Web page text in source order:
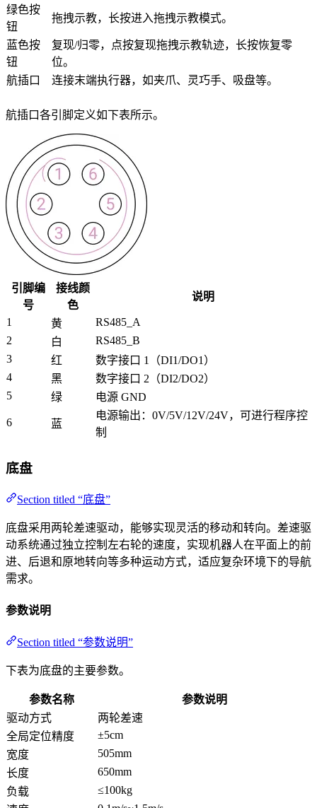
绿色按
钮
拖拽示教，长按进入拖拽示教模式。
蓝色按
钮
复现/归零，点按复现拖拽示教轨迹，长按恢复零
位。
航插口
连接末端执行器，如夹爪、灵巧手、吸盘等。
航插口各引脚定义如下表所示。
引脚编
号
接线颜
色
说明
1 黄
RS485_A
2
白
RS485_B
3
红
数字接口 1（DI1/DO1）
4
黑
数字接口 2（DI2/DO2）
5
绿 电源 GND
6 蓝
电源输出：0V/5V/12V/24V，可进行程序控
制
底盘
Section titled “底盘”
底盘采用两轮差速驱动，能够实现灵活的移动和转向。差速驱
动系统通过独立控制左右轮的速度，实现机器人在平面上的前
进、后退和原地转向等多种运动方式，适应复杂环境下的导航
需求。
参数说明
Section titled “参数说明”
下表为底盘的主要参数。
参数名称
参数说明
驱动方式
两轮差速
全局定位精度
±5cm
宽度
505mm
长度
650mm
负载
≤100kg